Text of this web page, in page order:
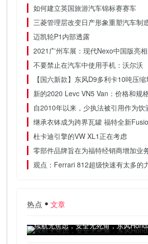
如何建立英国旅游汽车锦标赛赛车
三菱管理层改变日产形象重塑汽车制
迈凯轮P1内部透露
2021广州车展：现代Nexo中国版亮相
不要禁止在汽车中使用手机：沃尔沃
【国六新款】东风D9多利卡10吨压
新的2020 Levc VN5 Van：价格和规
自2010年以来，少执法被引用作为
继承衣钵成为跨界瓦罐 福特全新
杜卡迪引擎的VW XL1正在考虑
零部件品牌旨在为福特经销商增加业
观点：Ferrari 812超级快速有太多的
热点 文章
续航无焦虑，安全无死角，东风